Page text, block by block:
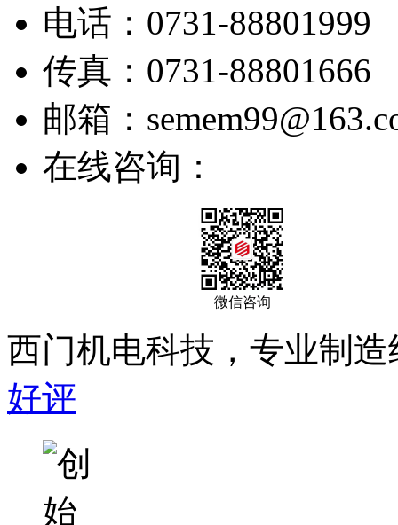
电话：0731-88801999
传真：0731-88801666
邮箱：
在线咨询：
微信咨询
西门机电科技，专业制造
好评